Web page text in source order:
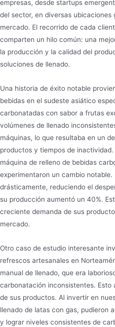
empresas, desde startups
del sector, en diversas
mercado. El recorrido de cada
comparten un hilo común: una
la producción y la calidad del
soluciones de llenado.
Una historia de éxito notable
bebidas en el sudeste asiático
carbonatadas con sabor a frutas
volúmenes de llenado
máquinas, lo que resultaba en un
productos y tiempos de
máquina de relleno de bebidas
experimentaron un cambio
drásticamente, reduciendo el
su producción aumentó un 40%.
creciente demanda de sus
mercado.
Otro caso de estudio interesante
refrescos artesanales en
manual de llenado, que era
carbonatación inconsistentes.
de sus productos. Al invertir en
llenado de latas con gas, pudieron
y lograr niveles consistentes de